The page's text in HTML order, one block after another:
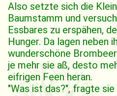
Also setzte sich die
Baumstamm und
Essbares zu erspähen,
Hunger. Da lagen neben
wunderschöne
je mehr sie aß, desto
eifrigen Feen heran.
"Was ist das?", fragte